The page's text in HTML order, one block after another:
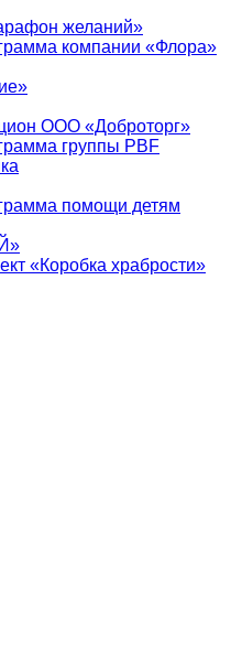
желаний»
компании «Флора»
ООО «Доброторг»
группы PBF
помощи детям
«Коробка храбрости»